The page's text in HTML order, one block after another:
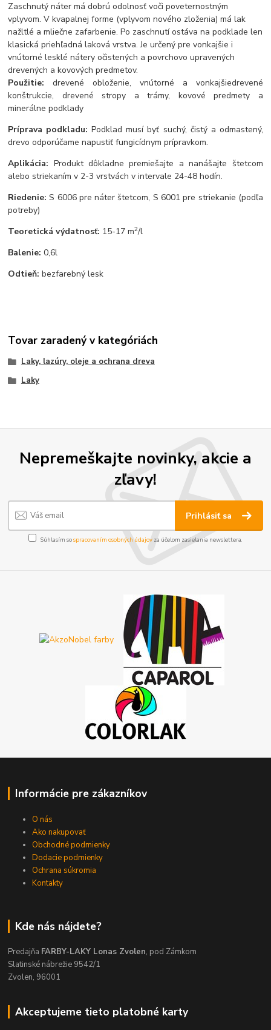
Zaschnutý náter má dobrú odolnosť voči poveternostným
vplyvom. V kvapalnej forme (vplyvom nového zloženia) má lak
nažltlé a mliečne zafarbenie. Po zaschnutí ostáva na podklade len
klasická priehľadná laková vrstva. Je určený pre vonkajšie i
vnútorné lesklé nátery očistených a povrchovo upravených
drevených a kovových predmetov.
Použitie:drevené obloženie, vnútorné a vonkajšiedrevené
konštrukcie, drevené stropy a trámy, kovové predmety a
minerálne podklady
Príprava podkladu:Podklad musí byť suchý, čistý a odmastený,
drevo odporúčame napustiť fungicídnym prípravkom.
Aplikácia: Produkt dôkladne premiešajte a nanášajte štetcom
alebo striekaním v 2-3 vrstvách v intervale 24-48 hodín.
Riedenie:S 6006 pre náter štetcom, S 6001 pre striekanie (podľa
potreby)
Teoretická výdatnosť: 15-17 m2/l
Balenie: 0,6l
Odtieň: bezfarebný lesk
Tovar zaradený v kategóriách
Laky, lazúry, oleje a ochrana dreva
Laky
Nepremeškajte novinky, akcie a
zľavy!
Prihlásiť sa
Súhlasím sospracovaním osobných údajov za účelom zasielania newslettera.
Informácie pre zákazníkov
O nás
Ako nakupovať
Obchodné podmienky
Dodacie podmienky
Ochrana súkromia
Kontakty
Kde nás nájdete?
Predajňa FARBY-LAKY Lonas Zvolen, pod Zámkom
Slatinské nábrežie 9542/1
Zvolen, 96001
Akceptujeme tieto platobné karty